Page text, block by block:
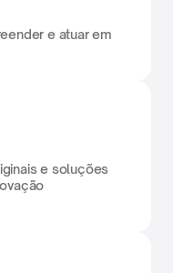
e atuar em
e soluções